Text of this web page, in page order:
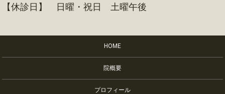
【休診日】 日曜・祝日 土曜午後
HOME
院概要
プロフィール